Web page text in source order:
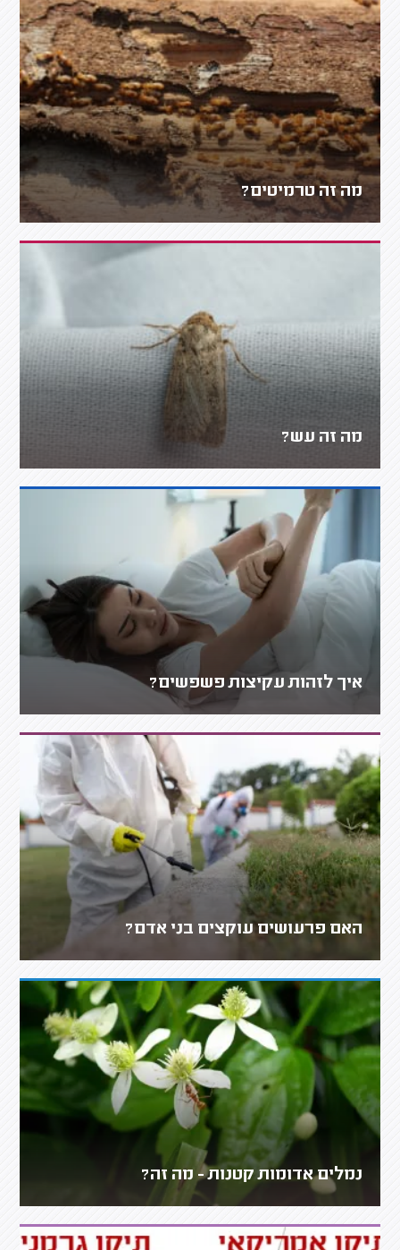
מה זה טרמיטים?
מה זה עש?
איך לזהות עקיצות פשפשים?
האם פרעושים עוקצים בני אדם?
נמלים אדומות קטנות - מה זה?